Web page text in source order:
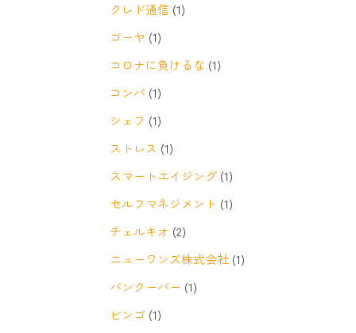
クレド通信 (1)
ゴーヤ (1)
コロナに負けるな (1)
コンパ (1)
シェフ (1)
ストレス (1)
スマートエイジング (1)
セルフマネジメント (1)
チェルキオ (2)
ニューワンズ株式会社 (1)
バンクーバー (1)
ビンゴ (1)